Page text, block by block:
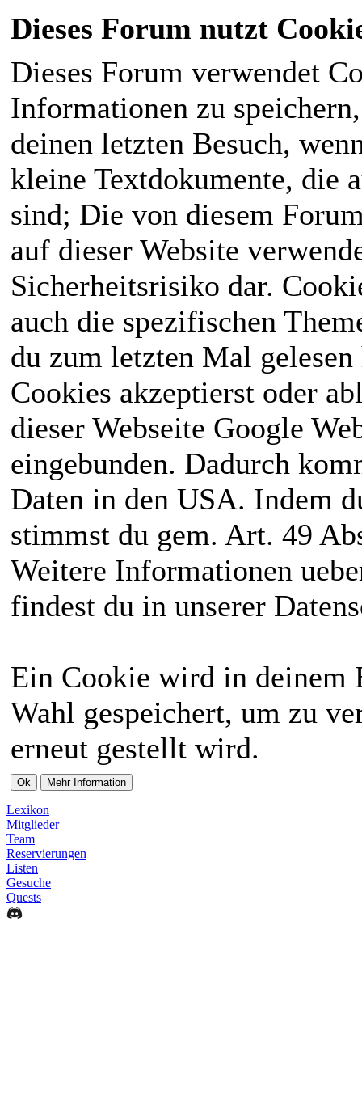
Dieses Forum nutzt
Dieses Forum verwendet
Informationen zu
deinen letzten Besuch,
kleine Textdokumente, die
sind; Die von diesem
auf dieser Website
Sicherheitsrisiko dar.
auch die spezifischen
du zum letzten Mal
Cookies akzeptierst oder
dieser Webseite Google
eingebunden. Dadurch
Daten in den USA. Indem
stimmst du gem. Art. 49
Weitere Informationen
findest du in unserer
Ein Cookie wird in deinem
Wahl gespeichert, um zu
erneut gestellt wird.
Lexikon
Mitglieder
Team
Reservierungen
Listen
Gesuche
Quests